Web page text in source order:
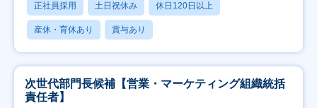
正社員採用 土日祝休み 休日120日以上
産休・育休あり 賞与あり
次世代部門長候補【営業・マーケティング組織統括
責任者】